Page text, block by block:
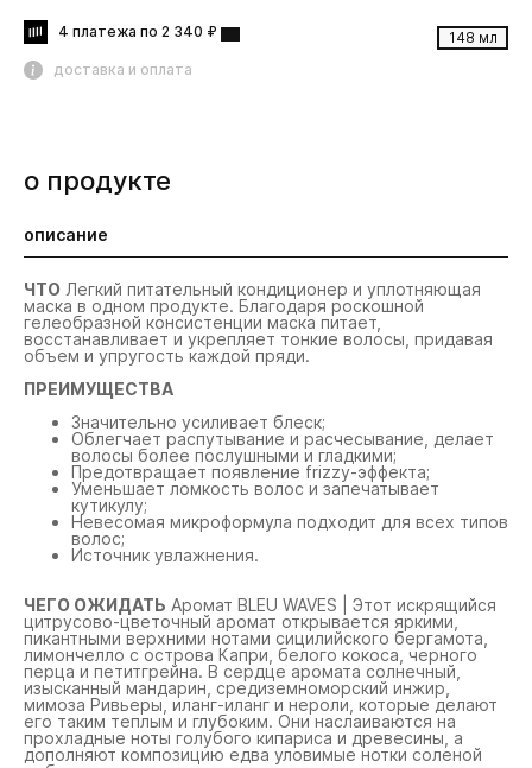
148 мл
4 платежа по 2 340 ₽
доставка и оплата
о продукте
описание
ЧТО Легкий питательный кондиционер и уплотняющая
маска в одном продукте. Благодаря роскошной
гелеобразной консистенции маска питает,
восстанавливает и укрепляет тонкие волосы, придавая
объем и упругость каждой пряди.
ПРЕИМУЩЕСТВА
Значительно усиливает блеск;
Облегчает распутывание и расчесывание, делает
волосы более послушными и гладкими;
Предотвращает появление frizzy-эффекта;
Уменьшает ломкость волос и запечатывает
кутикулу;
Невесомая микроформула подходит для всех типов
волос;
Источник увлажнения.
ЧЕГО ОЖИДАТЬ Аромат BLEU WAVES | Этот искрящийся
цитрусово-цветочный аромат открывается яркими,
пикантными верхними нотами сицилийского бергамота,
лимончелло с острова Капри, белого кокоса, черного
перца и петитгрейна. В сердце аромата солнечный,
изысканный мандарин, средиземноморский инжир,
мимоза Ривьеры, иланг-иланг и нероли, которые делают
его таким теплым и глубоким. Они наслаиваются на
прохладные ноты голубого кипариса и древесины, а
дополняют композицию едва уловимые нотки соленой